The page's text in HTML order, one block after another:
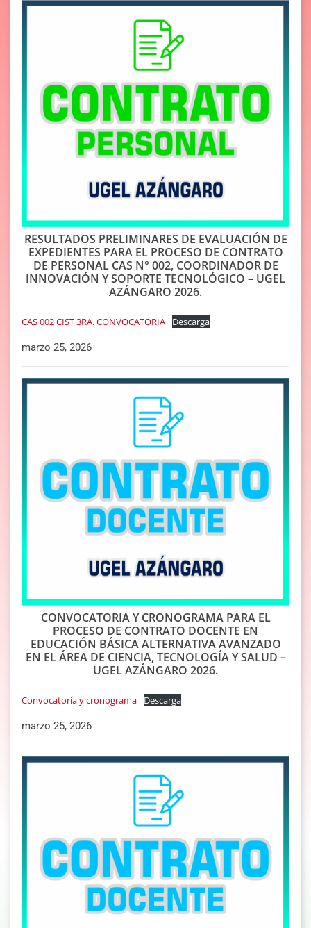
RESULTADOS PRELIMINARES DE EVALUACIÓN DE
EXPEDIENTES PARA EL PROCESO DE CONTRATO
DE PERSONAL CAS N° 002, COORDINADOR DE
INNOVACIÓN Y SOPORTE TECNOLÓGICO – UGEL
AZÁNGARO 2026.
CAS 002 CIST 3RA. CONVOCATORIA Descarga
marzo 25, 2026
CONVOCATORIA Y CRONOGRAMA PARA EL
PROCESO DE CONTRATO DOCENTE EN
EDUCACIÓN BÁSICA ALTERNATIVA AVANZADO
EN EL ÁREA DE CIENCIA, TECNOLOGÍA Y SALUD –
UGEL AZÁNGARO 2026.
Convocatoria y cronograma Descarga
marzo 25, 2026